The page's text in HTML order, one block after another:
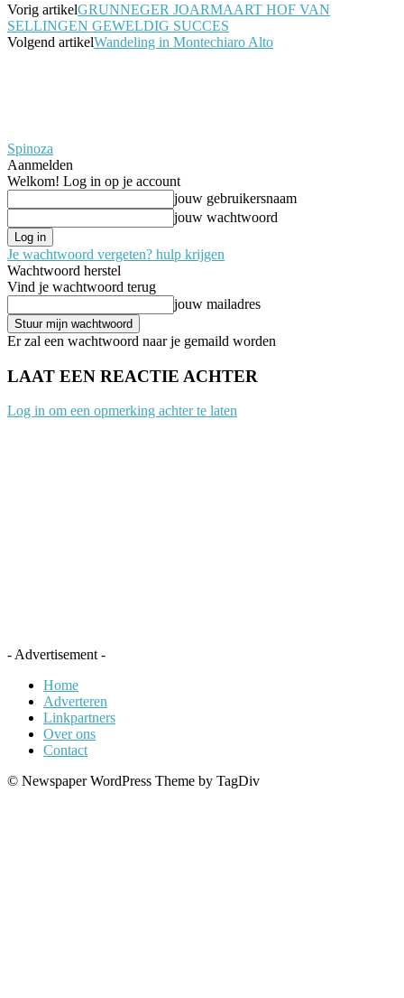
Vorig artikelGRUNNEGER JOARMAART HOF VAN
SELLINGEN GEWELDIG SUCCES
Volgend artikelWandeling in Montechiaro Alto
Spinoza
Aanmelden
Welkom! Log in op je account
jouw gebruikersnaam
jouw wachtwoord
Je wachtwoord vergeten? hulp krijgen
Wachtwoord herstel
Vind je wachtwoord terug
jouw mailadres
Er zal een wachtwoord naar je gemaild worden
LAAT EEN REACTIE ACHTER
Log in om een opmerking achter te laten
- Advertisement -
Home
Adverteren
Linkpartners
Over ons
Contact
© Newspaper WordPress Theme by TagDiv